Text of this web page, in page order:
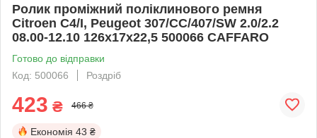
Ролик проміжний поліклинового ремня
Citroen C4/I, Peugeot 307/CC/407/SW 2.0/2.2
08.00-12.10 126x17x22,5 500066 CAFFARO
Готово до відправки
Код: 500066
Роздріб
423 ₴ 466 ₴
Економія 43 ₴